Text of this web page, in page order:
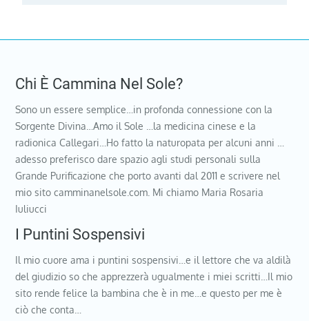
Chi È Cammina Nel Sole?
Sono un essere semplice…in profonda connessione con la
Sorgente Divina…Amo il Sole …la medicina cinese e la
radionica Callegari…Ho fatto la naturopata per alcuni anni …
adesso preferisco dare spazio agli studi personali sulla
Grande Purificazione che porto avanti dal 2011 e scrivere nel
mio sito camminanelsole.com. Mi chiamo Maria Rosaria
Iuliucci
I Puntini Sospensivi
Il mio cuore ama i puntini sospensivi…e il lettore che va aldilà
del giudizio so che apprezzerà ugualmente i miei scritti…Il mio
sito rende felice la bambina che è in me…e questo per me è
ciò che conta…